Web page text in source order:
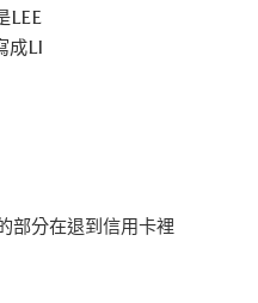
LEE
成LI
部分在退到信用卡裡